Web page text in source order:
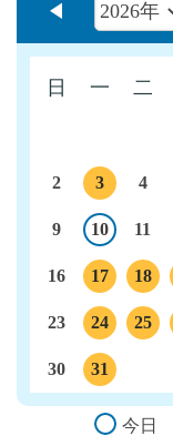
上個月
日 一 二
2
3
議程
4
9
10
今日
11
16
17
議程
18
議程
23
24
議程
25
30
31
今日